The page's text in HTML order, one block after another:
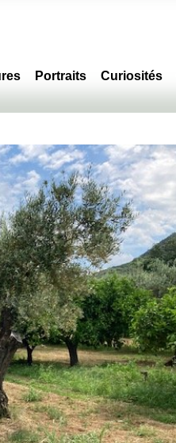
Portraits Curiosités